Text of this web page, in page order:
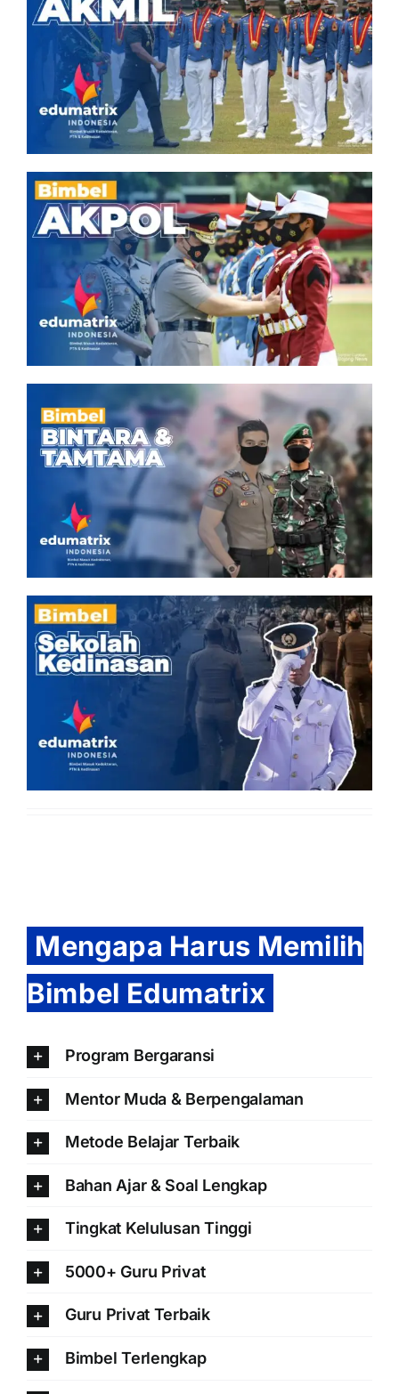
Mengapa Harus Memilih
Bimbel Edumatrix
Program Bergaransi
Mentor Muda & Berpengalaman
Metode Belajar Terbaik
Bahan Ajar & Soal Lengkap
Tingkat Kelulusan Tinggi
5000+ Guru Privat
Guru Privat Terbaik
Bimbel Terlengkap